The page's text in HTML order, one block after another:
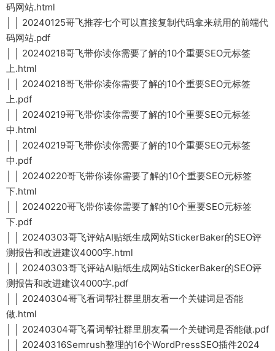
码网站.html
│ │ 20240125哥飞推荐七个可以直接复制代码拿来就用的前端代
码网站.pdf
│ │ 20240218哥飞带你读你需要了解的10个重要SEO元标签
上.html
│ │ 20240218哥飞带你读你需要了解的10个重要SEO元标签
上.pdf
│ │ 20240219哥飞带你读你需要了解的10个重要SEO元标签
中.html
│ │ 20240219哥飞带你读你需要了解的10个重要SEO元标签
中.pdf
│ │ 20240220哥飞带你读你需要了解的10个重要SEO元标签
下.html
│ │ 20240220哥飞带你读你需要了解的10个重要SEO元标签
下.pdf
│ │ 20240303哥飞评站AI贴纸生成网站StickerBaker的SEO评
测报告和改进建议4000字.html
│ │ 20240303哥飞评站AI贴纸生成网站StickerBaker的SEO评
测报告和改进建议4000字.pdf
│ │ 20240304哥飞看词帮社群里朋友看一个关键词是否能
做.html
│ │ 20240304哥飞看词帮社群里朋友看一个关键词是否能做.pdf
│ │ 20240316Semrush整理的16个WordPressSEO插件2024